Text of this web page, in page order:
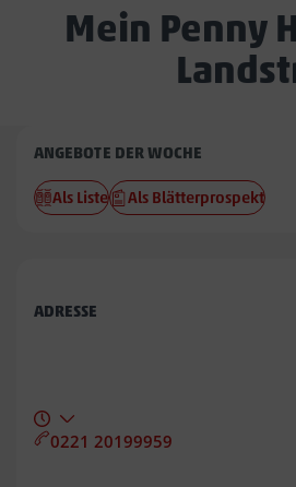
Mein Penny
Penny
Hammer
Landstr.
ANGEBOTE DER WOCHE
Als Liste Als Blätterprospekt
ADRESSE
0221 20199959